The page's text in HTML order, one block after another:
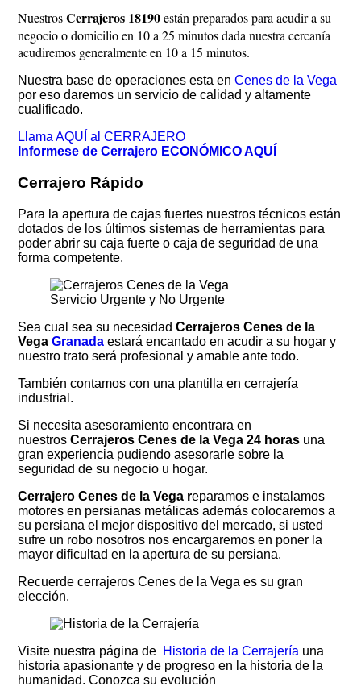
NuestrosCerrajeros 18190están preparados para acudir a su
negocio o domicilio en 10 a 25 minutos dada nuestra cercanía
acudiremos generalmente en 10 a 15 minutos.
Nuestra base de operaciones esta enCenes de la Vega
por eso daremos un servicio de calidad y altamente
cualificado.
Llama AQUÍ al CERRAJERO
Informese de Cerrajero ECONÓMICO AQUÍ
Cerrajero Rápido
Para la apertura de cajas fuertes nuestros técnicos están
dotados de los últimos sistemas de herramientas para
poder abrir su caja fuerte o caja de seguridad de una
forma competente.
Servicio Urgente y No Urgente
Sea cual sea su necesidad Cerrajeros Cenes de la
VegaGranada estará encantado en acudir a su hogar y
nuestro trato será profesional y amable ante todo.
También contamos con una plantilla en cerrajería
industrial.
Si necesita asesoramiento encontrara en
nuestrosCerrajeros Cenes de la Vega 24 horas una
gran experiencia pudiendo asesorarle sobre la
seguridad de su negocio u hogar.
Cerrajero Cenes de la Vega reparamos e instalamos
motores en persianas metálicas además colocaremos a
su persiana el mejor dispositivo del mercado, si usted
sufre un robo nosotros nos encargaremos en poner la
mayor dificultad en la apertura de su persiana.
Recuerde cerrajeros Cenes de la Vega es su gran
elección.
Visite nuestra página de Historia de la Cerrajería una
historia apasionante y de progreso en la historia de la
humanidad. Conozca su evolución